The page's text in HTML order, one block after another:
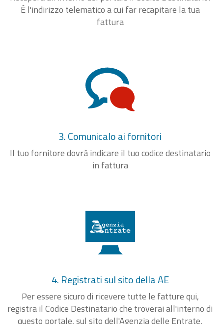
È l'indirizzo telematico a cui far recapitare la tua
fattura
3. Comunicalo ai fornitori
Il tuo fornitore dovrà indicare il tuo codice destinatario
in fattura
4. Registrati sul sito della AE
Per essere sicuro di ricevere tutte le fatture qui,
registra il Codice Destinatario che troverai all'interno di
questo portale, sul sito dell'Agenzia delle Entrate,